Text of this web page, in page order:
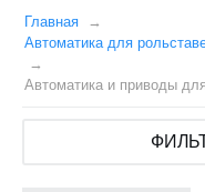
Главная
Автоматика для
Автоматика и приводы